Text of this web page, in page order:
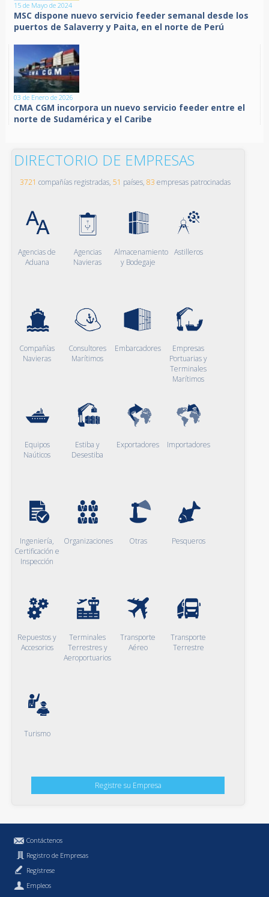
15 de Mayo de 2024
MSC dispone nuevo servicio feeder semanal desde los
puertos de Salaverry y Paita, en el norte de Perú
03 de Enero de 2026
CMA CGM incorpora un nuevo servicio feeder entre el
norte de Sudamérica y el Caribe
DIRECTORIO DE EMPRESAS
3721 compañías registradas, 51 países, 83 empresas patrocinadas
Agencias de
Aduana
Agencias
Navieras
Almacenamiento
y Bodegaje
Astilleros
Compañías
Navieras
Consultores
Marítimos
Embarcadores
Empresas
Portuarias y
Terminales
Marítimos
Equipos
Naúticos
Estiba y
Desestiba
Exportadores Importadores
Ingeniería,
Certificación e
Inspección
Organizaciones Otras Pesqueros
Repuestos y
Accesorios
Terminales
Terrestres y
Aeroportuarios
Transporte
Aéreo
Transporte
Terrestre
Turismo
Registre su Empresa
Contáctenos
Registro de Empresas
Regístrese
Empleos